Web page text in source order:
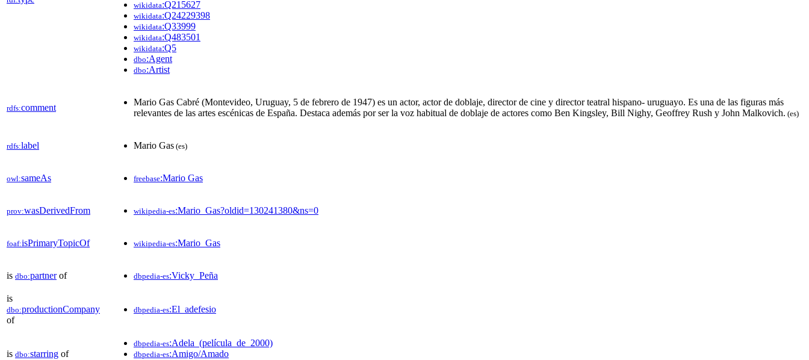
wikidata:Q215627
wikidata:Q24229398
wikidata:Q33999
wikidata:Q483501
wikidata:Q5
dbo:Agent
dbo:Artist
rdfs:comment
Mario Gas Cabré (Montevideo, Uruguay, 5 de febrero de 1947) es un actor, actor de doblaje, director de cine y director teatral hispano- uruguayo. Es una de las figuras más
relevantes de las artes escénicas de España. Destaca además por ser la voz habitual de doblaje de actores como Ben Kingsley, Bill Nighy, Geoffrey Rush y John Malkovich. (es)
rdfs:label Mario Gas (es)
owl:sameAs freebase:Mario Gas
prov:wasDerivedFrom wikipedia-es:Mario_Gas?oldid=130241380&ns=0
foaf:isPrimaryTopicOf wikipedia-es:Mario_Gas
is dbo:partnerof dbpedia-es:Vicky_Peña
is
dbo:productionCompany
of
dbpedia-es:El_adefesio
is dbo:starring of
dbpedia-es:Adela_(película_de_2000)
dbpedia-es:Amigo/Amado